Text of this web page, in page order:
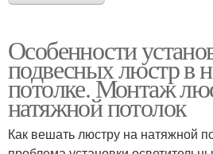
Особенности
подвесных люстр в
потолке. Монтаж
натяжной потолок
Как вешать люстру на натяжной